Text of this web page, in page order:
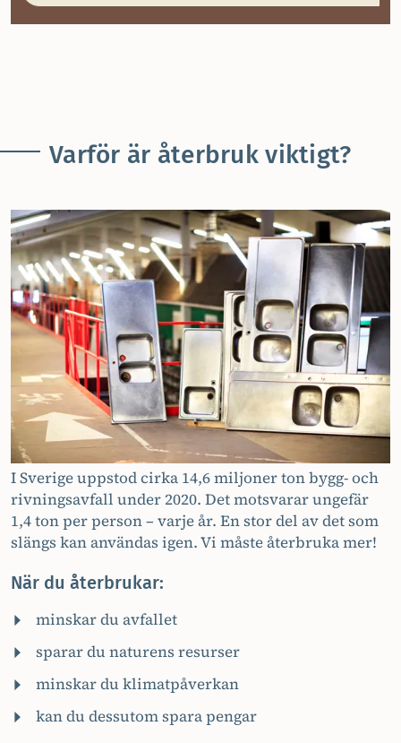
Varför är återbruk viktigt?
I Sverige uppstod cirka 14,6 miljoner ton bygg- och
rivningsavfall under 2020. Det motsvarar ungefär
1,4 ton per person – varje år. En stor del av det som
slängs kan användas igen. Vi måste återbruka mer!
När du återbrukar:
minskar du avfallet
sparar du naturens resurser
minskar du klimatpåverkan
kan du dessutom spara pengar